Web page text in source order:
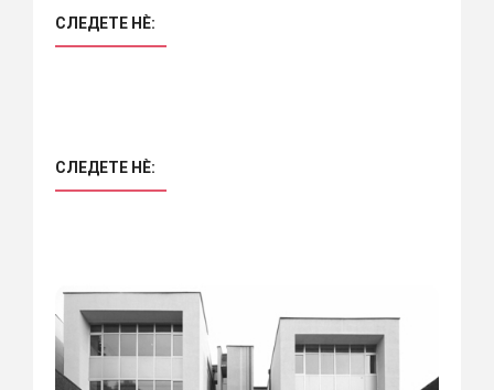
СЛЕДЕТЕ НÈ:
СЛЕДЕТЕ НÈ: